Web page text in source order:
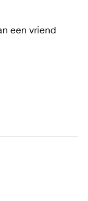
een vriend